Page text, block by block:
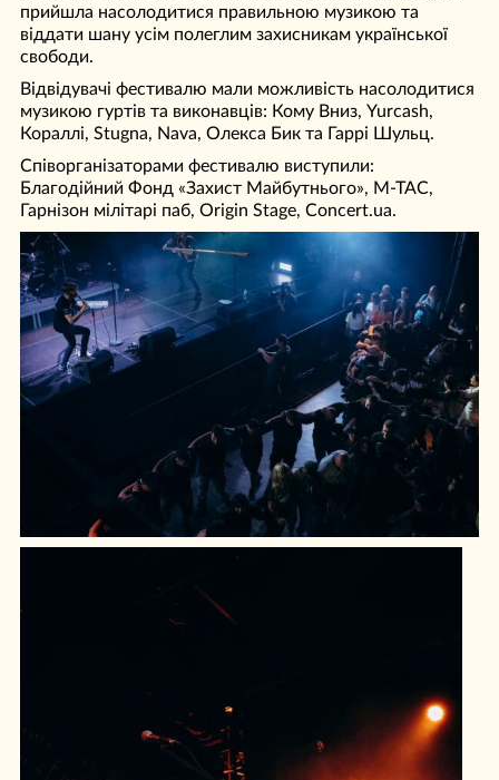
прийшла насолодитися правильною музикою та
віддати шану усім полеглим захисникам української
свободи.
Відвідувачі фестивалю мали можливість насолодитися
музикою гуртів та виконавців: Кому Вниз, Yurcash,
Кораллі, Stugna, Nava, Олекса Бик та Гаррі Шульц.
Співорганізаторами фестивалю виступили:
Благодійний Фонд «Захист Майбутнього», M-TAC,
Гарнізон мілітарі паб, Origin Stage, Concert.ua.